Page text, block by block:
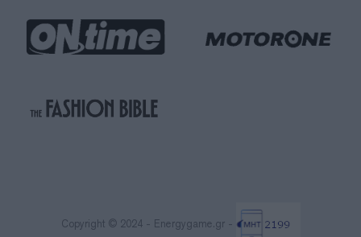
Copyright © 2024 - Energygame.gr -